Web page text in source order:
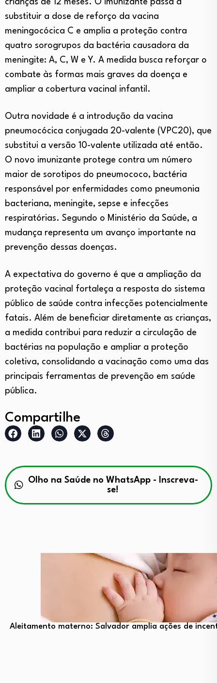
crianças de 12 meses. O imunizante passa a
substituir a dose de reforço da vacina
meningocócica C e amplia a proteção contra
quatro sorogrupos da bactéria causadora da
meningite: A, C, W e Y. A medida busca reforçar o
combate às formas mais graves da doença e
ampliar a cobertura vacinal infantil.
Outra novidade é a introdução da vacina
pneumocócica conjugada 20-valente (VPC20), que
substitui a versão 10-valente utilizada até então.
O novo imunizante protege contra um número
maior de sorotipos do pneumococo, bactéria
responsável por enfermidades como pneumonia
bacteriana, meningite, sepse e infecções
respiratórias. Segundo o Ministério da Saúde, a
mudança representa um avanço importante na
prevenção dessas doenças.
A expectativa do governo é que a ampliação da
proteção vacinal fortaleça a resposta do sistema
público de saúde contra infecções potencialmente
fatais. Além de beneficiar diretamente as crianças,
a medida contribui para reduzir a circulação de
bactérias na população e ampliar a proteção
coletiva, consolidando a vacinação como uma das
principais ferramentas de prevenção em saúde
pública.
Compartilhe
Olho na Saúde no WhatsApp - Inscreva-
se!
Aleitamento materno: Salvador amplia ações de